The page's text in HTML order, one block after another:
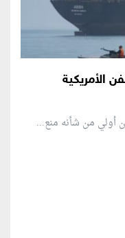
الأمريكية
⁠أولي من شأنه منع...